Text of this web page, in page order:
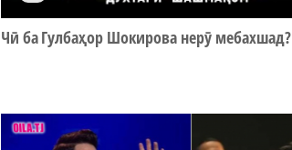
Чӣ ба Гулбаҳор Шокирова нерӯ мебахшад?